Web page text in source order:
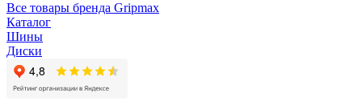
Все товары бренда Gripmax
Каталог
Шины
Диски